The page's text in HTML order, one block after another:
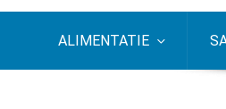
ALIMENTATIE